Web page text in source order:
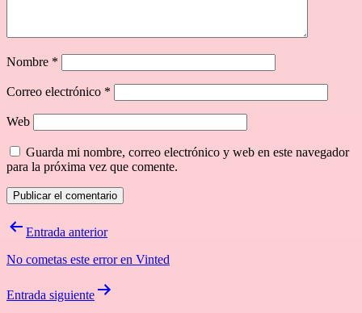
Nombre *
Correo electrónico *
Web
Guarda mi nombre, correo electrónico y web en este navegador
para la próxima vez que comente.
Navegación
entradas
Entrada anterior
No cometas este error en Vinted
Entrada siguiente